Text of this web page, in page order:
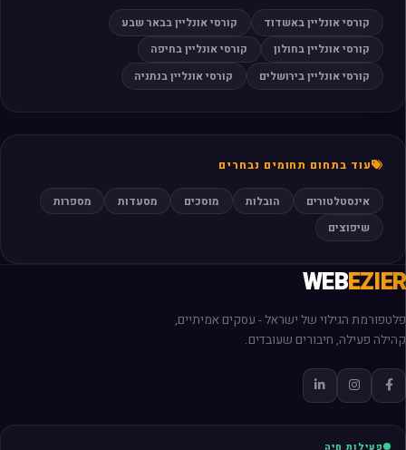
קורסי אונליין באשדוד
קורסי אונליין בבאר שבע
קורסי אונליין בחולון
קורסי אונליין בחיפה
קורסי אונליין בירושלים
קורסי אונליין בנתניה
עוד בתחום תחומים נבחרים
אינסטלטורים הובלות מוסכים מסעדות
מספרות
שיפוצים
WEBEZIER
פלטפורמת הגילוי של ישראל - עסקים אמיתיים,
קהילה פעילה, חיבורים שעובדים.
פעילות חיה